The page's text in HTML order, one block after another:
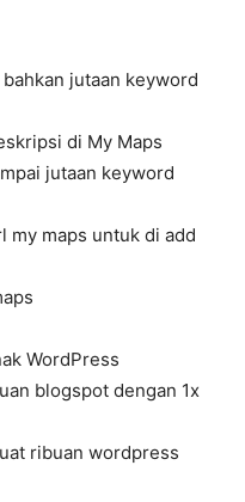
jutaan keyword
di My Maps
jutaan keyword
my maps untuk di add
WordPress
blogspot dengan 1x
ribuan wordpress